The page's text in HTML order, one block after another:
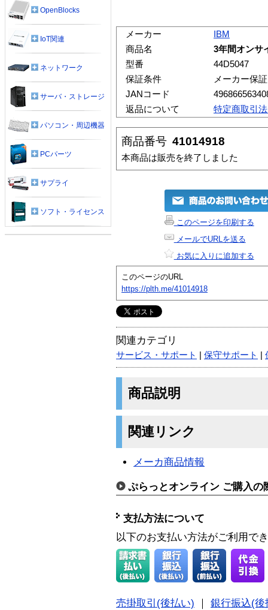
メーカー
IBM
商品名
3年間オンサ
型番
44D5047
保証条件
メーカー保証
JANコード
返品について
特定商取引
商品番号 41014918
本商品は販売を終了しました
このページを印刷する
メールでURLを送る
お気に入りに追加する
このページのURL
https://plth.me/41014918
関連カテゴリ
サービス・サポート 保守サポート
商品説明
関連リンク
メーカ商品情報
ぷらっとオンライン ご購入の
支払方法について
以下のお支払い方法がご利用で
売掛取引(後払い)
銀行振込(後
OpenBlocks
IoT関連
ネットワーク
サーバ・ストレージ
パソコン・周辺機器
PCパーツ
サプライ
ソフト・ライセンス